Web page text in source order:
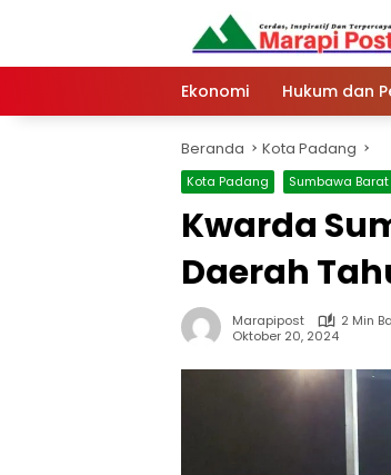
Ekonomi Hukum dan
Beranda Kota Padang
Kota Padang Sumbawa Barat
Kwarda
Daerah
Marapipost
2 Min
Oktober 20, 2024